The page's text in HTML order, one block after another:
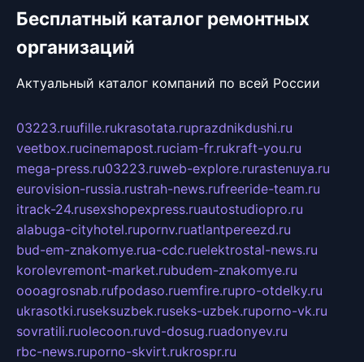
Бесплатный каталог ремонтных
организаций
Актуальный каталог компаний по всей России
03223.ruufille.rukrasotata.ruprazdnikdushi.ru
veetbox.rucinemapost.ruciam-fr.rukraft-you.ru
mega-press.ru03223.ruweb-explore.rurastenuya.ru
eurovision-russia.rustrah-news.rufreeride-team.ru
itrack-24.rusexshopexpress.ruautostudiopro.ru
alabuga-cityhotel.rupornv.ruatlantpereezd.ru
bud-em-znakomye.rua-cdc.ruelektrostal-news.ru
korolevremont-market.rubudem-znakomye.ru
oooagrosnab.rufpodaso.ruemfire.rupro-otdelky.ru
ukrasotki.ruseksuzbek.ruseks-uzbek.ruporno-vk.ru
sovratili.ruolecoon.ruvd-dosug.ruadonyev.ru
rbc-news.ruporno-skvirt.rukrospr.ru